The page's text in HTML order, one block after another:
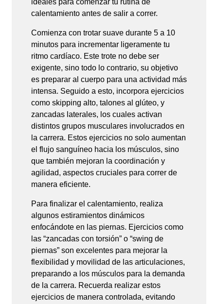
ideales para comenzar tu rutina de
calentamiento antes de salir a correr.
Comienza con trotar suave durante 5 a 10
minutos para incrementar ligeramente tu
ritmo cardíaco. Este trote no debe ser
exigente, sino todo lo contrario, su objetivo
es preparar al cuerpo para una actividad más
intensa. Seguido a esto, incorpora ejercicios
como skipping alto, talones al glúteo, y
zancadas laterales, los cuales activan
distintos grupos musculares involucrados en
la carrera. Estos ejercicios no solo aumentan
el flujo sanguíneo hacia los músculos, sino
que también mejoran la coordinación y
agilidad, aspectos cruciales para correr de
manera eficiente.
Para finalizar el calentamiento, realiza
algunos estiramientos dinámicos
enfocándote en las piernas. Ejercicios como
las “zancadas con torsión” o “swing de
piernas” son excelentes para mejorar la
flexibilidad y movilidad de las articulaciones,
preparando a los músculos para la demanda
de la carrera. Recuerda realizar estos
ejercicios de manera controlada, evitando